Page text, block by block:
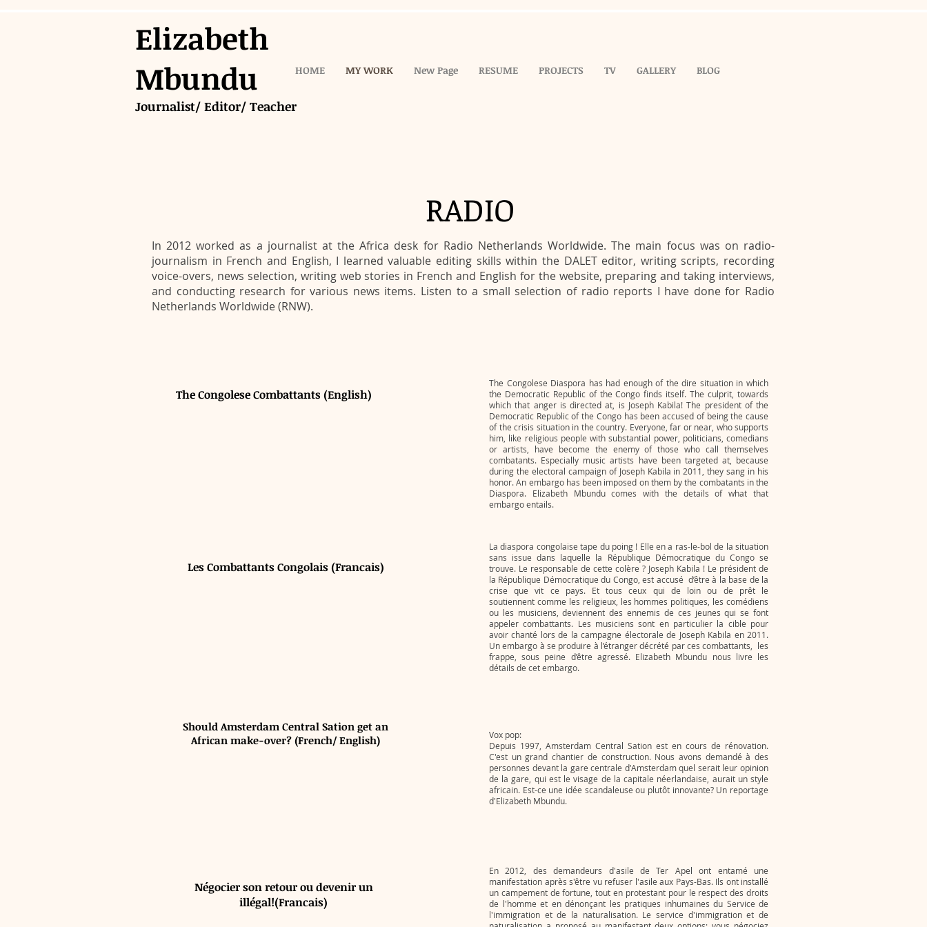
Elizabeth
Mbundu
Journalist/ Editor/ Teacher
HOME MY WORK New Page RESUME PROJECTS TV GALLERY BLOG
RADIO
In 2012 worked as a journalist at the Africa desk for Radio Netherlands Worldwide. The main focus was on radio-
journalism in French and English, I learned valuable editing skills within the DALET editor, writing scripts, recording
voice-overs, news selection, writing web stories in French and English for the website, preparing and taking interviews,
and conducting research for various news items. Listen to a small selection of radio reports I have done for Radio
Netherlands Worldwide (RNW).
The Congolese Combattants (English)
The Congolese Diaspora has had enough of the dire situation in which
the Democratic Republic of the Congo finds itself. The culprit, towards
which that anger is directed at, is Joseph Kabila! The president of the
Democratic Republic of the Congo has been accused of being the cause
of the crisis situation in the country. Everyone, far or near, who supports
him, like religious people with substantial power, politicians, comedians
or artists, have become the enemy of those who call themselves
combatants. Especially music artists have been targeted at, because
during the electoral campaign of Joseph Kabila in 2011, they sang in his
honor. An embargo has been imposed on them by the combatants in the
Diaspora. Elizabeth Mbundu comes with the details of what that
embargo entails.
Les Combattants Congolais (Francais)
Should Amsterdam Central Sation get an
African make-over? (French/ English)
Négocier son retour ou devenir un
illégal!(Francais)
La diaspora congolaise tape du poing ! Elle en a ras-le-bol de la situation
sans issue dans laquelle la République Démocratique du Congo se
trouve. Le responsable de cette colère ? Joseph Kabila ! Le président de
la République Démocratique du Congo, est accusé d’être à la base de la
crise que vit ce pays. Et tous ceux qui de loin ou de prêt le
soutiennent comme les religieux, les hommes politiques, les comédiens
ou les musiciens, deviennent des ennemis de ces jeunes qui se font
appeler combattants. Les musiciens sont en particulier la cible pour
avoir chanté lors de la campagne électorale de Joseph Kabila en 2011.
Un embargo à se produire à l’étranger décrété par ces combattants, les
frappe, sous peine d’être agressé. Elizabeth Mbundu nous livre les
détails de cet embargo.
Vox pop:
Depuis 1997, Amsterdam Central Sation est en cours de rénovation.
C'est un grand chantier de construction. Nous avons demandé à des
personnes devant la gare centrale d'Amsterdam quel serait leur opinion
de la gare, qui est le visage de la capitale néerlandaise, aurait un style
africain. Est-ce une idée scandaleuse ou plutôt innovante? Un reportage
d'Elizabeth Mbundu.
En 2012, des demandeurs d'asile de Ter Apel ont entamé une
manifestation après s'être vu refuser l'asile aux Pays-Bas. Ils ont installé
un campement de fortune, tout en protestant pour le respect des droits
de l'homme et en dénonçant les pratiques inhumaines du Service de
l'immigration et de la naturalisation. Le service d'immigration et de